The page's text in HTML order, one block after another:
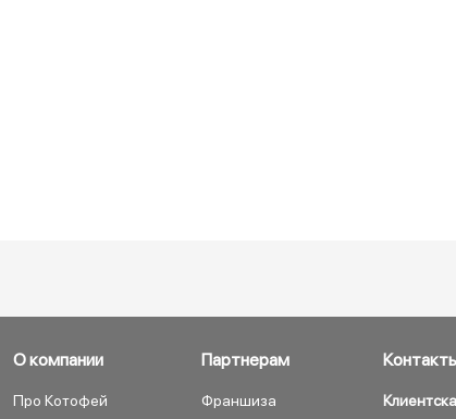
О компании
Про Котофей
Партнерам
Франшиза